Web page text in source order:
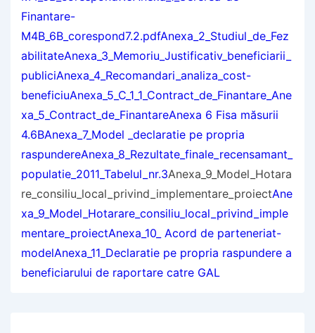
Finantare-
M4B_6B_corespond7.2.pdfAnexa_2_Studiul_de_Fez
abilitateAnexa_3_Memoriu_Justificativ_beneficiarii_
publiciAnexa_4_Recomandari_analiza_cost-
beneficiuAnexa_5_C_1_1_Contract_de_Finantare_ Ane
xa_5_Contract_de_FinantareAnexa 6 Fisa măsurii
4.6BAnexa_7_Model _declaratie pe propria
raspundereAnexa_8_Rezultate_finale_recensamant_
populatie_2011_Tabelul_nr.3Anexa_9_Model_Hotara
re_consiliu_local_privind_implementare_proiectAne
xa_9_Model_Hotarare_consiliu_local_privind_imple
mentare_proiectAnexa_10_ Acord de parteneriat-
modelAnexa_11_Declaratie pe propria raspundere a
beneficiarului de raportare catre GAL